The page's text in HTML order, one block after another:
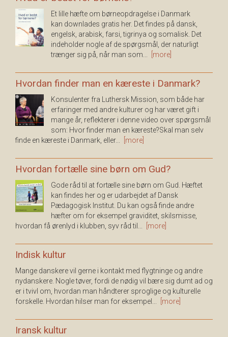
Et lille hæfte om børneopdragelse i Danmark
kan downlades gratis her. Det findes på dansk,
engelsk, arabisk, farsi, tigrinya og somalisk. Det
indeholder nogle af de spørgsmål, der naturligt
trænger sig på, når man som...
[more]
Hvordan finder man en kæreste i Danmark?
Konsulenter fra Luthersk Mission, som både har
erfaringer med andre kulturer og har været gift i
mange år, reflekterer i denne video over spørgsmål
som: Hvor finder man en kæreste?Skal man selv
finde en kæreste i Danmark, eller...
[more]
Hvordan fortælle sine børn om Gud?
Gode råd til at fortælle sine børn om Gud. Hæftet
kan findes her og er udarbejdet af Dansk
Pædagogisk Institut. Du kan også finde andre
hæfter om for eksempel graviditet, skilsmisse,
hvordan få ørenlyd i klubben, syv råd til...
[more]
Indisk kultur
Mange danskere vil gerne i kontakt med flygtninge og andre
nydanskere. Nogle tøver, fordi de nødig vil bære sig dumt ad og
er i tvivl om, hvordan man håndterer sproglige og kulturelle
forskelle. Hvordan hilser man for eksempel...
[more]
Iransk kultur